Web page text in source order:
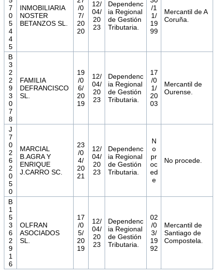
7
0
5
4
4
5
INMOBILIARIA
NOSTER
BETANZOS SL.
/0
7/
20
20
12/
04/
20
23
Dependenc
ia Regional
de Gestión
Tributaria.
/1
1/
19
99
Mercantil de A
Coruña.
B
3
2
2
9
3
0
7
8
FAMILIA
DEFRANCISCO
SL.
19
/0
6/
20
19
12/
04/
20
23
Dependenc
ia Regional
de Gestión
Tributaria.
17
/0
1/
20
03
Mercantil de
Ourense.
J
7
0
2
6
2
0
5
0
MARCIAL
B.AGRA Y
ENRIQUE
J.CARRO SC.
23
/0
4/
20
21
12/
04/
20
23
Dependenc
ia Regional
de Gestión
Tributaria.
N
o
pr
oc
ed
e
No procede.
B
1
5
3
6
2
9
1
6
OLFRAN
ASOCIADOS
SL.
17
/0
5/
20
19
12/
04/
20
23
Dependenc
ia Regional
de Gestión
Tributaria.
02
/0
3/
19
92
Mercantil de
Santiago de
Compostela.